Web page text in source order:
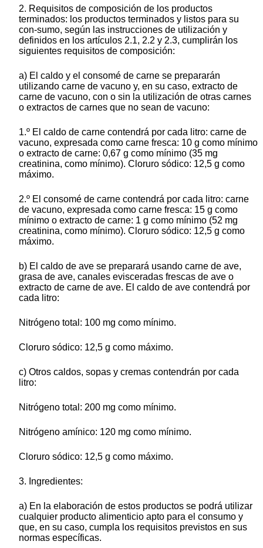
2. Requisitos de composición de los productos
terminados: los productos terminados y listos para su
con-sumo, según las instrucciones de utilización y
definidos en los artículos 2.1, 2.2 y 2.3, cumplirán los
siguientes requisitos de composición:
a) El caldo y el consomé de carne se prepararán
utilizando carne de vacuno y, en su caso, extracto de
carne de vacuno, con o sin la utilización de otras carnes
o extractos de carnes que no sean de vacuno:
1.º El caldo de carne contendrá por cada litro: carne de
vacuno, expresada como carne fresca: 10 g como mínimo
o extracto de carne: 0,67 g como mínimo (35 mg
creatinina, como mínimo). Cloruro sódico: 12,5 g como
máximo.
2.º El consomé de carne contendrá por cada litro: carne
de vacuno, expresada como carne fresca: 15 g como
mínimo o extracto de carne: 1 g como mínimo (52 mg
creatinina, como mínimo). Cloruro sódico: 12,5 g como
máximo.
b) El caldo de ave se preparará usando carne de ave,
grasa de ave, canales evisceradas frescas de ave o
extracto de carne de ave. El caldo de ave contendrá por
cada litro:
Nitrógeno total: 100 mg como mínimo.
Cloruro sódico: 12,5 g como máximo.
c) Otros caldos, sopas y cremas contendrán por cada
litro:
Nitrógeno total: 200 mg como mínimo.
Nitrógeno amínico: 120 mg como mínimo.
Cloruro sódico: 12,5 g como máximo.
3. Ingredientes:
a) En la elaboración de estos productos se podrá utilizar
cualquier producto alimenticio apto para el consumo y
que, en su caso, cumpla los requisitos previstos en sus
normas específicas.